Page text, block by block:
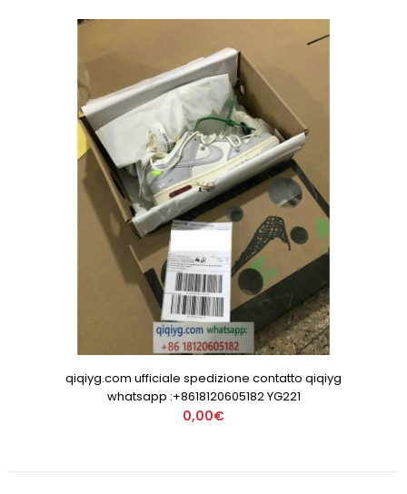
qiqiyg.com ufficiale spedizione contatto qiqiyg
whatsapp :+8618120605182 YG221
0,00€